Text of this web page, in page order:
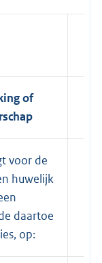
of
voor de
huwelijk
daartoe
op: